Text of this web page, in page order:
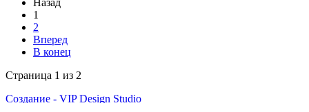
1
2
Вперед
В конец
Страница 1 из 2
Создание - VIP Design Studio